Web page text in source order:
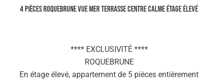
4 PIÈCES ROQUEBRUNE VUE MER TERRASSE CENTRE CALME ÉTAGE ÉLEVÉ
**** EXCLUSIVITÉ ****
ROQUEBRUNE
En étage élevé, appartement de 5 pièces entièrement